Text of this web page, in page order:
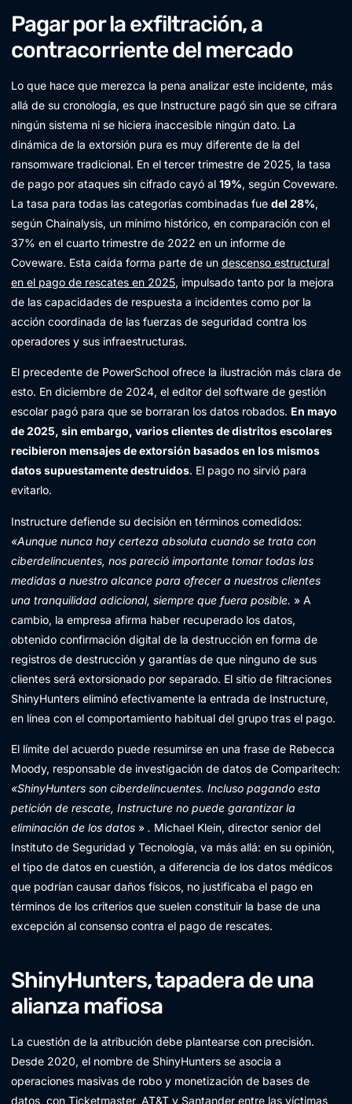
Pagar por la exfiltración, a
contracorriente del mercado
Lo que hace que merezca la pena analizar este incidente, más
allá de su cronología, es que Instructure pagó sin que se cifrara
ningún sistema ni se hiciera inaccesible ningún dato. La
dinámica de la extorsión pura es muy diferente de la del
ransomware tradicional. En el tercer trimestre de 2025, la tasa
de pago por ataques sin cifrado cayó al 19%, según Coveware.
La tasa para todas las categorías combinadas fue del 28%,
según Chainalysis, un mínimo histórico, en comparación con el
37% en el cuarto trimestre de 2022 en un informe de
Coveware. Esta caída forma parte de un descenso estructural
en el pago de rescates en 2025, impulsado tanto por la mejora
de las capacidades de respuesta a incidentes como por la
acción coordinada de las fuerzas de seguridad contra los
operadores y sus infraestructuras.
El precedente de PowerSchool ofrece la ilustración más clara de
esto. En diciembre de 2024, el editor del software de gestión
escolar pagó para que se borraran los datos robados. En mayo
de 2025, sin embargo, varios clientes de distritos escolares
recibieron mensajes de extorsión basados en los mismos
datos supuestamente destruidos. El pago no sirvió para
evitarlo.
Instructure defiende su decisión en términos comedidos:
«Aunque nunca hay certeza absoluta cuando se trata con
ciberdelincuentes, nos pareció importante tomar todas las
medidas a nuestro alcance para ofrecer a nuestros clientes
una tranquilidad adicional, siempre que fuera posible. » A
cambio, la empresa afirma haber recuperado los datos,
obtenido confirmación digital de la destrucción en forma de
registros de destrucción y garantías de que ninguno de sus
clientes será extorsionado por separado. El sitio de filtraciones
ShinyHunters eliminó efectivamente la entrada de Instructure,
en línea con el comportamiento habitual del grupo tras el pago.
El límite del acuerdo puede resumirse en una frase de Rebecca
Moody, responsable de investigación de datos de Comparitech:
«ShinyHunters son ciberdelincuentes. Incluso pagando esta
petición de rescate, Instructure no puede garantizar la
eliminación de los datos » . Michael Klein, director senior del
Instituto de Seguridad y Tecnología, va más allá: en su opinión,
el tipo de datos en cuestión, a diferencia de los datos médicos
que podrían causar daños físicos, no justificaba el pago en
términos de los criterios que suelen constituir la base de una
excepción al consenso contra el pago de rescates.
ShinyHunters, tapadera de una
alianza mafiosa
La cuestión de la atribución debe plantearse con precisión.
Desde 2020, el nombre de ShinyHunters se asocia a
operaciones masivas de robo y monetización de bases de
datos, con Ticketmaster, AT&T y Santander entre las víctimas